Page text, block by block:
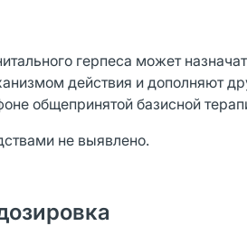
герпеса может
действия и дополняют
общепринятой базисной
не выявлено.